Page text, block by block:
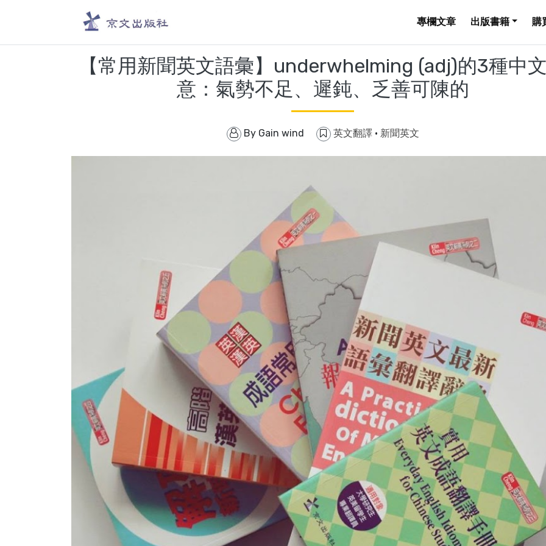
專欄文章 出版書籍 購
【常用新聞英文語彙】underwhelming (adj)的3種中
意：氣勢不足、遲鈍、乏善可陳的
By Gain wind 英文翻譯 · 新聞英文